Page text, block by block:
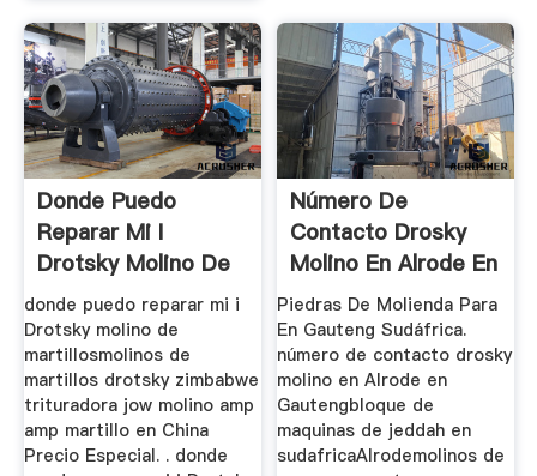
Donde Puedo
Reparar Mi I
Drotsky Molino De
Martillos
donde puedo reparar mi i
Drotsky molino de
martillosmolinos de
martillos drotsky zimbabwe
trituradora jow molino amp
amp martillo en China
Precio Especial. . donde
Número De
Contacto Drosky
Molino En Alrode En
Gauteng
Piedras De Molienda Para
En Gauteng Sudáfrica.
número de contacto drosky
molino en Alrode en
Gautengbloque de
maquinas de jeddah en
sudafricaAlrodemolinos de